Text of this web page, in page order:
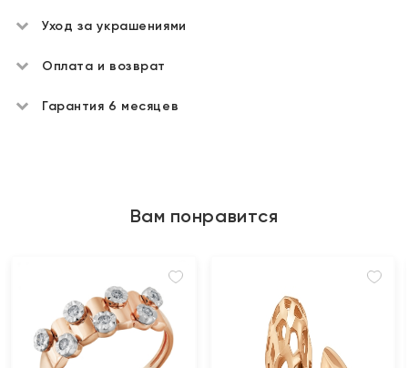
Уход за украшениями
Оплата и возврат
Гарантия 6 месяцев
Вам понравится